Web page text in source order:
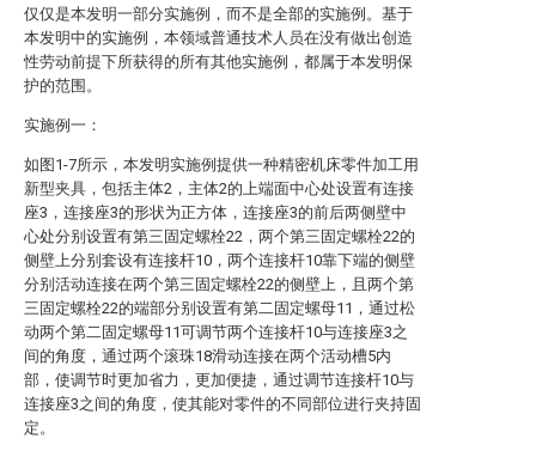
仅仅是本发明一部分实施例，而不是全部的实施例。基于
本发明中的实施例，本领域普通技术人员在没有做出创造
性劳动前提下所获得的所有其他实施例，都属于本发明保
护的范围。
实施例一：
如图1-7所示，本发明实施例提供一种精密机床零件加工用
新型夹具，包括主体2，主体2的上端面中心处设置有连接
座3，连接座3的形状为正方体，连接座3的前后两侧壁中
心处分别设置有第三固定螺栓22，两个第三固定螺栓22的
侧壁上分别套设有连接杆10，两个连接杆10靠下端的侧壁
分别活动连接在两个第三固定螺栓22的侧壁上，且两个第
三固定螺栓22的端部分别设置有第二固定螺母11，通过松
动两个第二固定螺母11可调节两个连接杆10与连接座3之
间的角度，通过两个滚珠18滑动连接在两个活动槽5内
部，使调节时更加省力，更加便捷，通过调节连接杆10与
连接座3之间的角度，使其能对零件的不同部位进行夹持固
定。